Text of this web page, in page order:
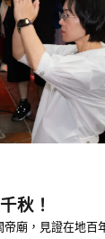
秋！
廟，見證在地百